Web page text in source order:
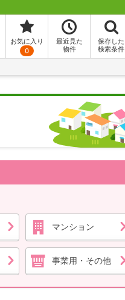
お気に入り
0
最近見た
物件
保存した
検索条件
マンション
事業用・その他